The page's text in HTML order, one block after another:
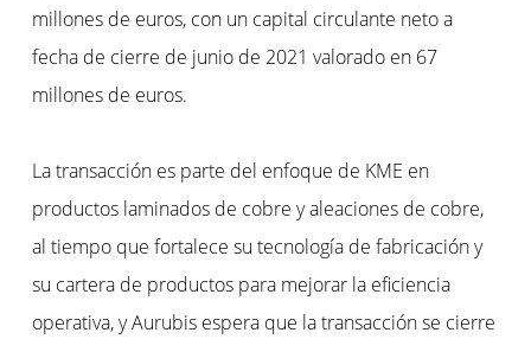
millones de euros, con un capital circulante neto a
fecha de cierre de junio de 2021 valorado en 67
millones de euros.
La transacción es parte del enfoque de KME en
productos laminados de cobre y aleaciones de cobre,
al tiempo que fortalece su tecnología de fabricación y
su cartera de productos para mejorar la eficiencia
operativa, y Aurubis espera que la transacción se cierre